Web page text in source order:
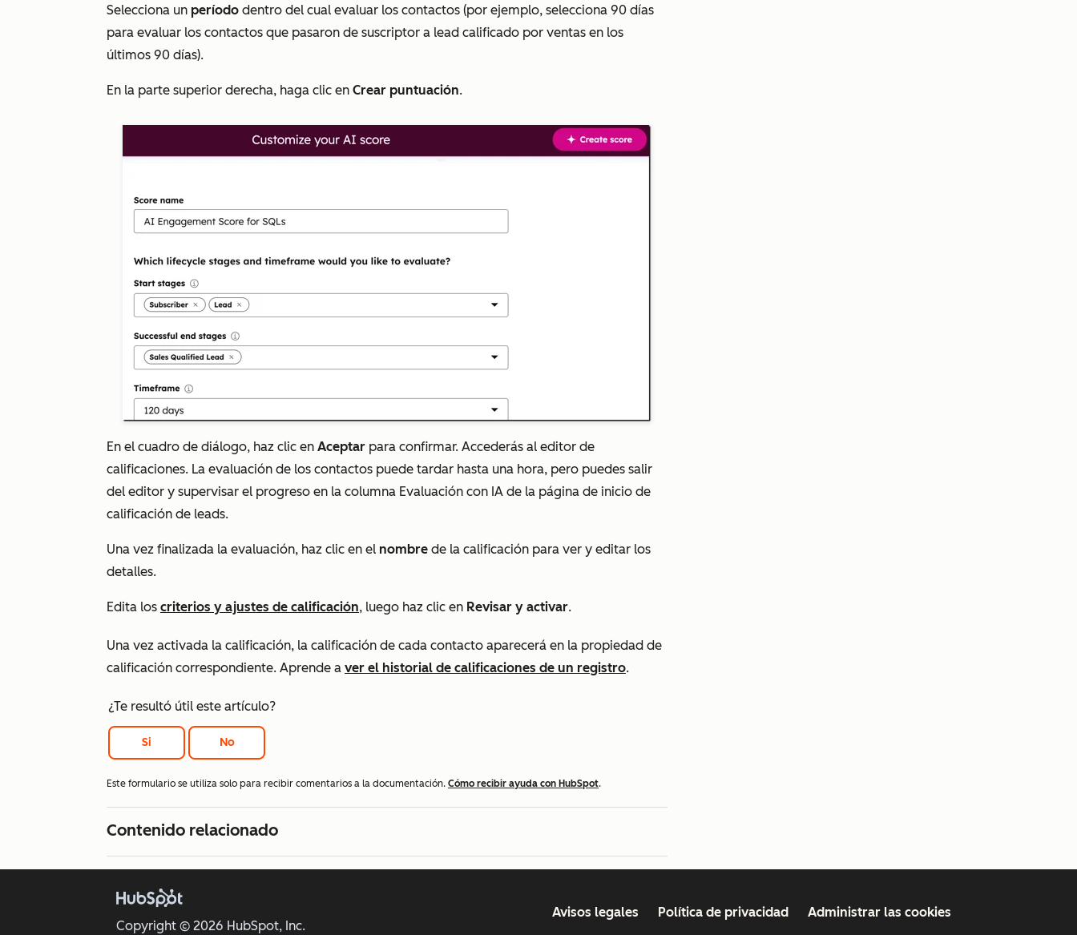
Selecciona un período dentro del cual evaluar los contactos (por ejemplo, selecciona 90 días
para evaluar los contactos que pasaron de suscriptor a lead calificado por ventas en los
últimos 90 días).
En la parte superior derecha, haga clic en Crear puntuación.
En el cuadro de diálogo, haz clic en Aceptar para confirmar. Accederás al editor de
calificaciones. La evaluación de los contactos puede tardar hasta una hora, pero puedes salir
del editor y supervisar el progreso en la columna Evaluación con IA de la página de inicio de
calificación de leads.
Una vez finalizada la evaluación, haz clic en el nombre de la calificación para ver y editar los
detalles.
Edita los criterios y ajustes de calificación, luego haz clic en Revisar y activar.
Una vez activada la calificación, la calificación de cada contacto aparecerá en la propiedad de
calificación correspondiente. Aprende a ver el historial de calificaciones de un registro.
¿Te resultó útil este artículo?
Si No
Este formulario se utiliza solo para recibir comentarios a la documentación. Cómo recibir ayuda con HubSpot.
Contenido relacionado
Copyright © 2026 HubSpot, Inc.
Avisos legales Política de privacidad Administrar las cookies